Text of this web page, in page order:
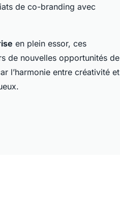
de co-branding avec
en plein essor, ces
de nouvelles opportunités de
l’harmonie entre créativité et